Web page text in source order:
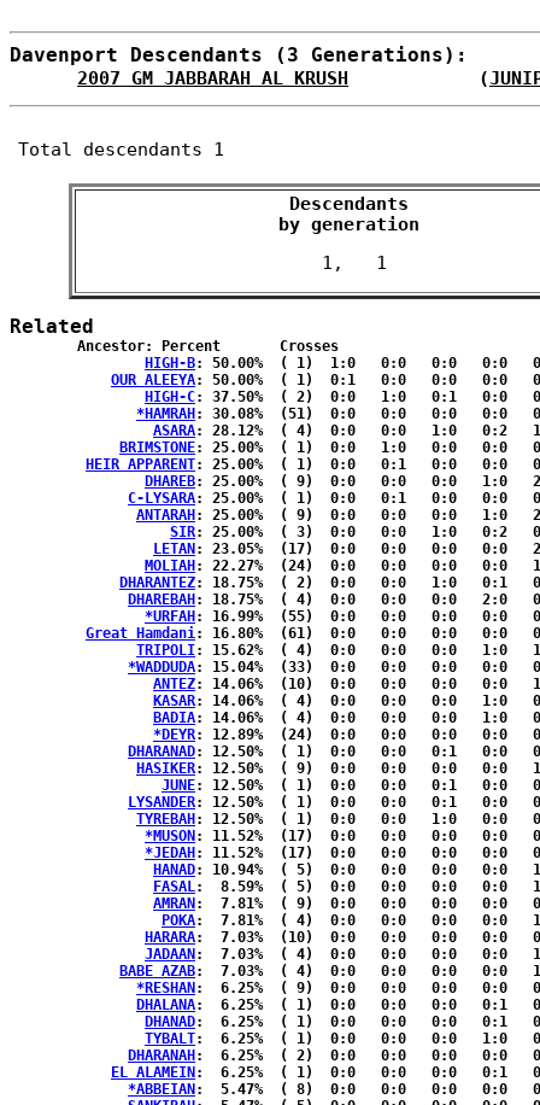
Davenport Descendants (3 Generations):
2007 GM JABBARAH AL KRUSH
            (
Total descendants 1
Descendants
by generation
Related
HIGH-B: 50.00%	( 1)  1:0   0:0   0:0   0:0   0:0  { 0:0 }
OUR ALEEYA: 50.00%	( 1)  0:1   0:0   0:0   0:0   0:0  { 0:0 }
HIGH-C: 37.50%	( 2)  0:0   1:0   0:1   0:0   0:0  { 0:0 }
*HAMRAH : 30.08%	(51)  0:0   0:0   0:0   0:0   0:0  {19:32}
ASARA: 28.12%	( 4)  0:0   0:0   1:0   0:2   1:0  { 0:0 }
BRIMSTONE: 25.00%	( 1)  0:0   1:0   0:0   0:0   0:0  { 0:0 }
HEIR APPARENT: 25.00%	( 1)  0:0   0:1   0:0   0:0   0:0  { 0:0 }
DHAREB: 25.00%	( 9)  0:0   0:0   0:0   1:0   2:2  { 0:4 }
C-LYSARA: 25.00%	( 1)  0:0   0:1   0:0   0:0   0:0  { 0:0 }
ANTARAH : 25.00%	( 9)  0:0   0:0   0:0   1:0   2:2  { 0:4 }
SIR: 25.00%	( 3)  0:0   0:0   1:0   0:2   0:0  { 0:0 }
LETAN : 23.05%	(17)  0:0   0:0   0:0   0:0   2:0  { 5:10}
MOLIAH : 22.27%	(24)  0:0   0:0   0:0   0:0   1:0  { 7:16}
DHARANTEZ: 18.75%	( 2)  0:0   0:0   1:0   0:1   0:0  { 0:0 }
DHAREBAH : 18.75%	( 4)  0:0   0:0   0:0   2:0   0:2  { 0:0 }
*URFAH : 16.99%	(55)  0:0   0:0   0:0   0:0   0:0  {21:34}
Great Hamdani: 16.80%	(61)  0:0   0:0   0:0   0:0   0:0  {22:39}
TRIPOLI: 15.62%	( 4)  0:0   0:0   0:0   1:0   1:2  { 0:0 }
*WADDUDA: 15.04%	(33)  0:0   0:0   0:0   0:0   0:0  {12:21}
ANTEZ: 14.06%	(10)  0:0   0:0   0:0   0:0   1:0  { 2:7 }
KASAR: 14.06%	( 4)  0:0   0:0   0:0   1:0   0:2  { 1:0 }
BADIA: 14.06%	( 4)  0:0   0:0   0:0   1:0   0:2  { 1:0 }
*DEYR: 12.89%	(24)  0:0   0:0   0:0   0:0   0:0  { 9:15}
DHARANAD: 12.50%	( 1)  0:0   0:0   0:1   0:0   0:0  { 0:0 }
HASIKER: 12.50%	( 9)  0:0   0:0   0:0   0:0   1:0  { 2:6 }
JUNE: 12.50%	( 1)  0:0   0:0   0:1   0:0   0:0  { 0:0 }
LYSANDER: 12.50%	( 1)  0:0   0:0   0:1   0:0   0:0  { 0:0 }
TYREBAH : 12.50%	( 1)  0:0   0:0   1:0   0:0   0:0  { 0:0 }
*MUSON : 11.52%	(17)  0:0   0:0   0:0   0:0   0:0  { 7:10}
*JEDAH : 11.52%	(17)  0:0   0:0   0:0   0:0   0:0  { 7:10}
HANAD: 10.94%	( 5)  0:0   0:0   0:0   0:0   1:1  { 1:2 }
FASAL:  8.59%	( 5)  0:0   0:0   0:0   0:0   1:0  { 1:3 }
AMRAN :  7.81%	( 9)  0:0   0:0   0:0   0:0   0:0  { 4:5 }
POKA:  7.81%	( 4)  0:0   0:0   0:0   0:0   1:0  { 1:2 }
HARARA:  7.03%	(10)  0:0   0:0   0:0   0:0   0:0  { 3:7 }
JADAAN :  7.03%	( 4)  0:0   0:0   0:0   0:0   1:0  { 1:2 }
BABE AZAB:  7.03%	( 4)  0:0   0:0   0:0   0:0   1:0  { 1:2 }
*RESHAN :  6.25%	( 9)  0:0   0:0   0:0   0:0   0:0  { 3:6 }
DHALANA:  6.25%	( 1)  0:0   0:0   0:0   0:1   0:0  { 0:0 }
DHANAD:  6.25%	( 1)  0:0   0:0   0:0   0:1   0:0  { 0:0 }
TYBALT:  6.25%	( 1)  0:0   0:0   0:0   1:0   0:0  { 0:0 }
DHARANAH :  6.25%	( 2)  0:0   0:0   0:0   0:0   0:2  { 0:0 }
EL ALAMEIN :  6.25%	( 1)  0:0   0:0   0:0   0:1   0:0  { 0:0 }
*ABBEIAN :  5.47%	( 8)  0:0   0:0   0:0   0:0   0:0  { 4:4 }